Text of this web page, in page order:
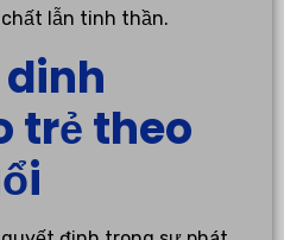
lẫn tinh thần.
trẻ theo